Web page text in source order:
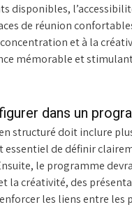
disponibles,
de réunion
et à la
mémorable et
dans un
structuré doit inclure
essentiel de définir
le programme
la créativité, des
les liens entre les